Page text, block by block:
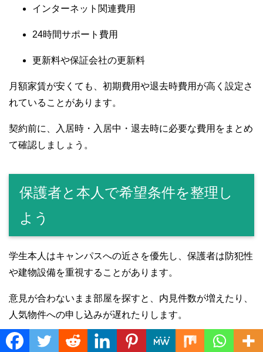
インターネット関連費用
24時間サポート費用
更新料や保証会社の更新料
月額家賃が安くても、初期費用や退去時費用が高く設定さ
れていることがあります。
契約前に、入居時・入居中・退去時に必要な費用をまとめ
て確認しましょう。
保護者と本人で希望条件を整理し
よう
学生本人はキャンパスへの近さを優先し、保護者は防犯性
や建物設備を重視することがあります。
意見が合わないまま部屋を探すと、内見件数が増えたり、
人気物件への申し込みが遅れたりします。
部屋探しを始める前に、次の項目を話し合っておきましょ
Translate »